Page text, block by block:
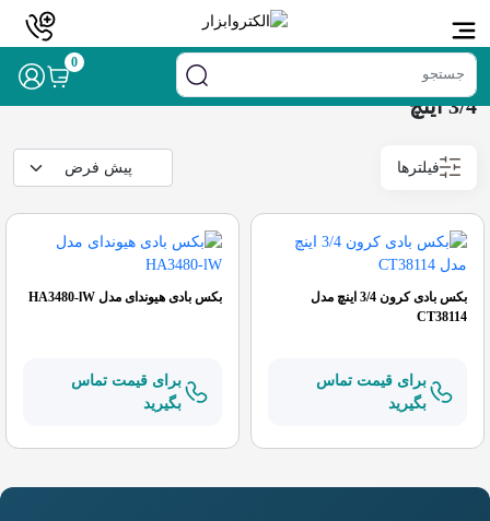
0 خانه/ محصول سایز درایو / 3/4 اینچ
3/4 اینچ
فیلترها
بکس بادی کرون 3/4 اینچ مدل
CT38114
برای قیمت تماس
بگیرید
بکس بادی هیوندای مدل HA3480-lW
برای قیمت تماس
بگیرید